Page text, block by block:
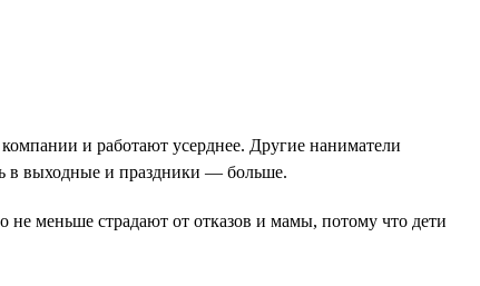
и работают усерднее. Другие наниматели
в выходные и праздники — больше.
меньше страдают от отказов и мамы, потому что дети